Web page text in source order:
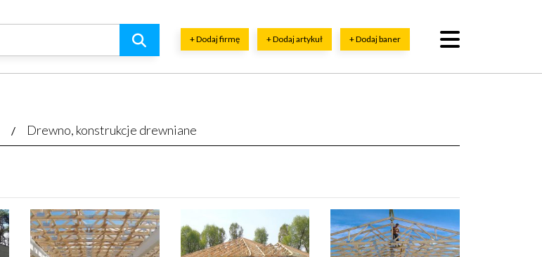
+ Dodaj firmę + Dodaj artykuł + Dodaj baner
Drewno, konstrukcje drewniane